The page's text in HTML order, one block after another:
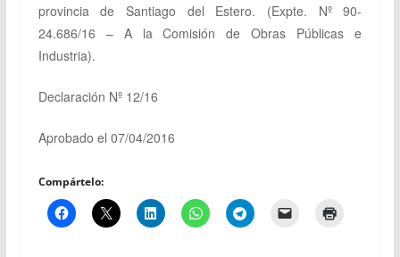
provincia de Santiago del Estero. (Expte. Nº 90-
24.686/16 – A la Comisión de Obras Públicas e
Industria).
Declaración Nº 12/16
Aprobado el 07/04/2016
Compártelo: